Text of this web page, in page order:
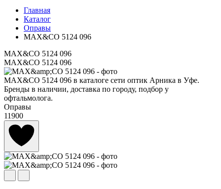
Главная
Каталог
Оправы
MAX&CO 5124 096
MAX&CO 5124 096
MAX&CO 5124 096
MAX&CO 5124 096 в каталоге сети оптик Арника в Уфе.
Бренды в наличии, доставка по городу, подбор у
офтальмолога.
Оправы
11900